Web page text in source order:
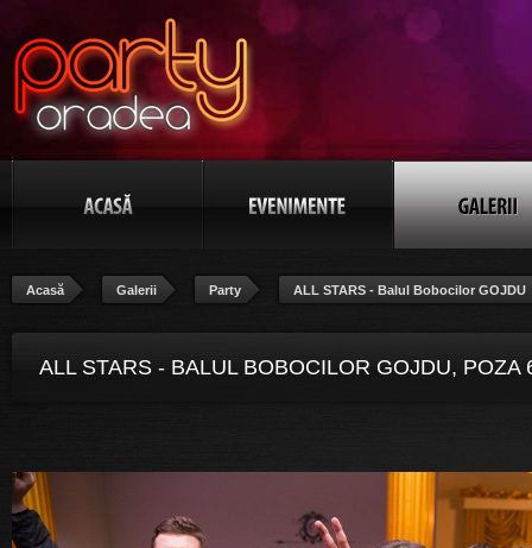
Acasă Galerii Party ALL STARS - Balul Bobocilor GOJDU
ALL STARS - BALUL BOBOCILOR GOJDU, POZA